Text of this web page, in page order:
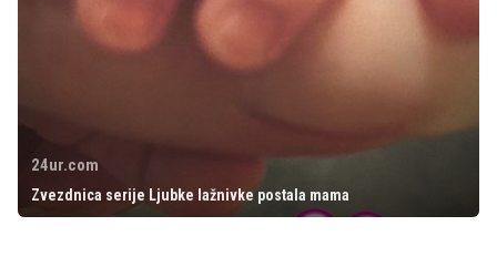
24ur.com
Zvezdnica serije Ljubke lažnivke postala mama